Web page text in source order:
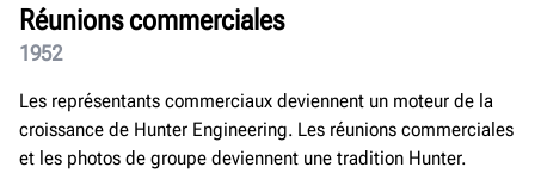
Réunions commerciales
1952
Les représentants commerciaux deviennent un moteur de la
croissance de Hunter Engineering. Les réunions commerciales
et les photos de groupe deviennent une tradition Hunter.